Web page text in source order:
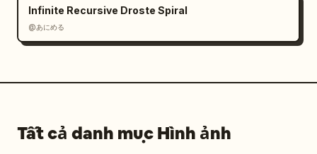
cảnh độ phân giải cao","lighting":"ánh sáng
văn phòng trung tính mát mẻ ở cảnh 1, ánh
sáng ấm áp ấm cúng ở cảnh 2, ánh sáng thang
Infinite Recursive Droste Spiral
@あにめる
Tất cả danh mục Hình ảnh